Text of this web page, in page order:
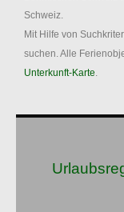
Schweiz.
Mit Hilfe von
suchen. Alle
Unterkunft-Karte.